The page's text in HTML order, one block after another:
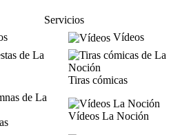
Servicios
Vídeos
Tiras cómicas
Vídeos La Noción